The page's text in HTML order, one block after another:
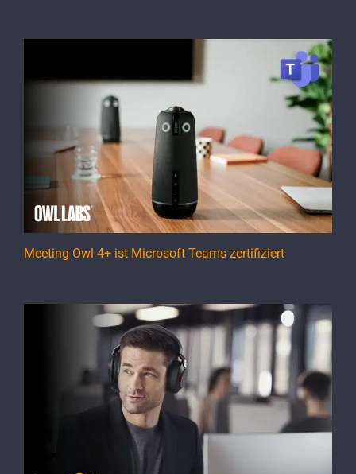
Meeting Owl 4+ ist Microsoft Teams zertifiziert